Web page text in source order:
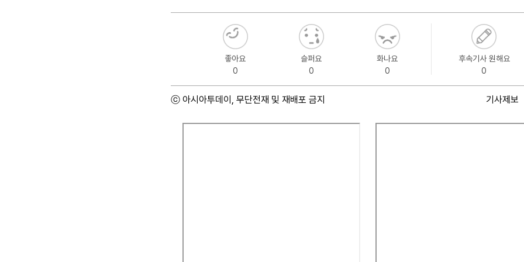
좋아요
0
슬퍼요
0
화나요
0
후속기사 원해요
0
ⓒ 아시아투데이, 무단전재 및 재배포 금지 기사제보